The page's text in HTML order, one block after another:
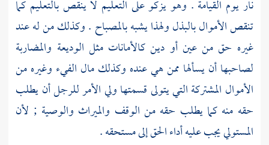
نار يوم القيامة . وهو يزكو على التعليم لا ينقص بالتعليم كما
تنقص الأموال بالبذل ولهذا يشبه بالمصباح . وكذلك من له عند
غيره حق من عين أو دين كالأمانات مثل الوديعة والمضاربة
لصاحبها أن يسألها ممن هي عنده وكذلك مال الفيء وغيره من
الأموال المشتركة التي يتولى قسمتها ولي الأمر للرجل أن يطلب
حقه منه كما يطلب حقه من الوقف والميراث والوصية ; لأن
المستولي يجب عليه أداء الحق إلى مستحقه .